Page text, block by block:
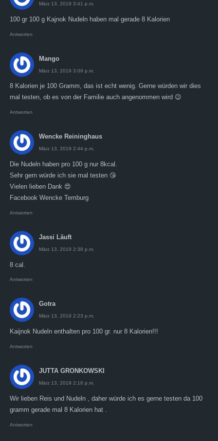
März 13, 2019 3:41 p.m.
100 gr 100 g Kajnok Nudeln haben mal gerade 8 Kalorien
Antworten
Mango
März 13, 2019 3:09 p.m.
8 Kalorien je 100 Gramm, das ist echt wenig. Gerne würden wir dies
mal testen, ob es von der Familie auch angenommen wird 😉
Antworten
Wencke Reininghaus
März 13, 2019 2:44 p.m.
Die Nudeln haben pro 100 g nur 8kcal.
Sehr gern würde ich sie mal testen 😘
Vielen lieben Dank 😍
Facebook Wencke Temburg
Antworten
Jassi Läuft
März 13, 2019 2:38 p.m.
8 cal.
Antworten
Gotra
März 13, 2019 2:23 p.m.
Kaijnok Nudeln enthalten pro 100 gr. nur 8 Kalorien!!!
Antworten
JUTTA GRONKOWSKI
März 13, 2019 2:16 p.m.
Wir lieben Reis und Nudeln , daher würde ich es gerne testen da 100
gramm gerade mal 8 Kalorien hat .
Antworten